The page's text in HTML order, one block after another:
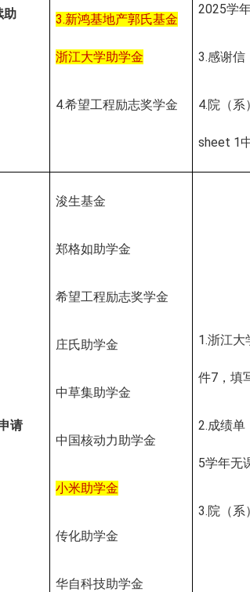
助 3.新鸿基地产郭氏基金
浙江大学助学金
4.希望工程励志奖学金
2025学
3.感谢信
4.院（系
sheet 1
请
浚生基金
郑格如助学金
希望工程励志奖学金
庄氏助学金
中草集助学金
中国核动力助学金
小米助学金
传化助学金
华自科技助学金
1.浙江大
件7 ，
2.成绩单
5学年无
3.院（系